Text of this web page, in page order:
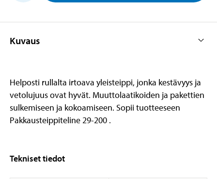
Kuvaus
Helposti rullalta irtoava yleisteippi, jonka kestävyys ja
vetolujuus ovat hyvät. Muuttolaatikoiden ja pakettien
sulkemiseen ja kokoamiseen. Sopii tuotteeseen
Pakkausteippiteline 29-200 .
Tekniset tiedot